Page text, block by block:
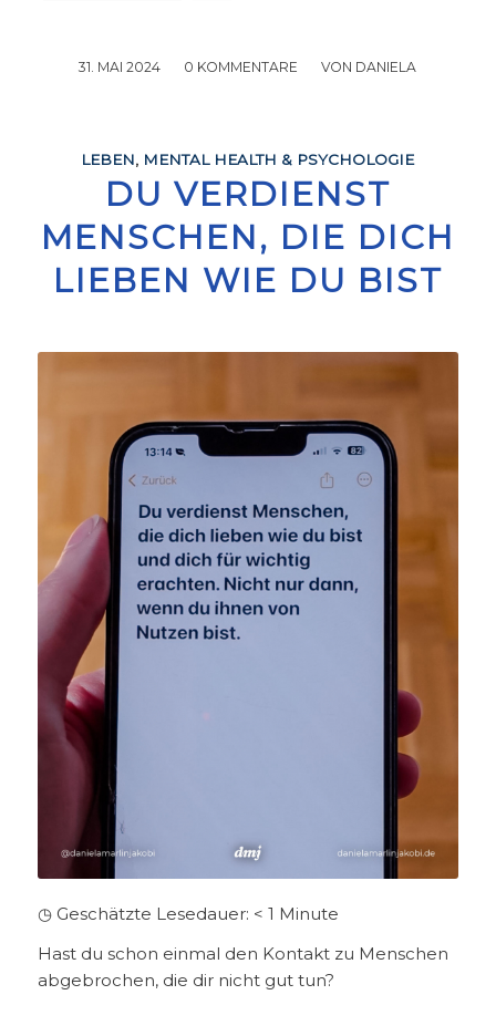
31. MAI 2024
/ 0 KOMMENTARE
/ VON DANIELA
LEBEN, MENTAL HEALTH & PSYCHOLOGIE
DU VERDIENST
MENSCHEN, DIE DICH
LIEBEN WIE DU BIST
◷ Geschätzte Lesedauer: < 1 Minute
Hast du schon einmal den Kontakt zu Menschen
abgebrochen, die dir nicht gut tun?